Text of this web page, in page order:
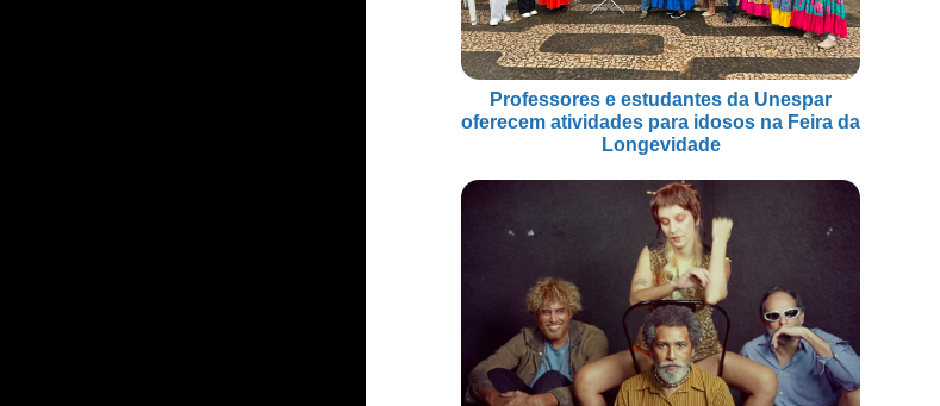
Professores e estudantes da Unespar
oferecem atividades para idosos na Feira da
Longevidade